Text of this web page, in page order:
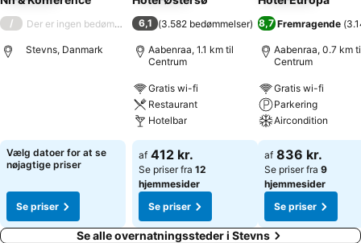
/ Der er ingen bedømmelse
Stevns, Danmark
Vælg datoer for at se
nøjagtige priser
Se priser
6,1 (3.582 bedømmelser)
Aabenraa, 1.1 km til
Centrum
Gratis wi-fi
Restaurant
Hotelbar
af 412 kr.
Se priser fra 12
hjemmesider
Se priser
8,7 Fremragende (
Aabenraa, 0.7 km
Centrum
Gratis wi-fi
Parkering
Aircondition
af 836 kr.
Se priser fra 9
hjemmesider
Se priser
Se alle overnatningssteder i Stevns